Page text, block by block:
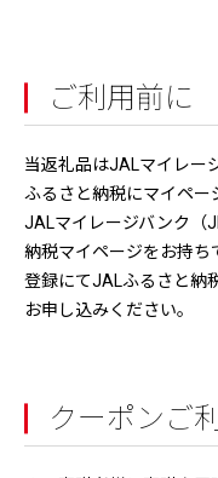
ご利用前に
当返礼品はJALマイレー
ふるさと納税にマイペー
JALマイレージバンク（
納税マイページをお持ち
登録にてJALふるさと納
お申し込みください。
クーポンご